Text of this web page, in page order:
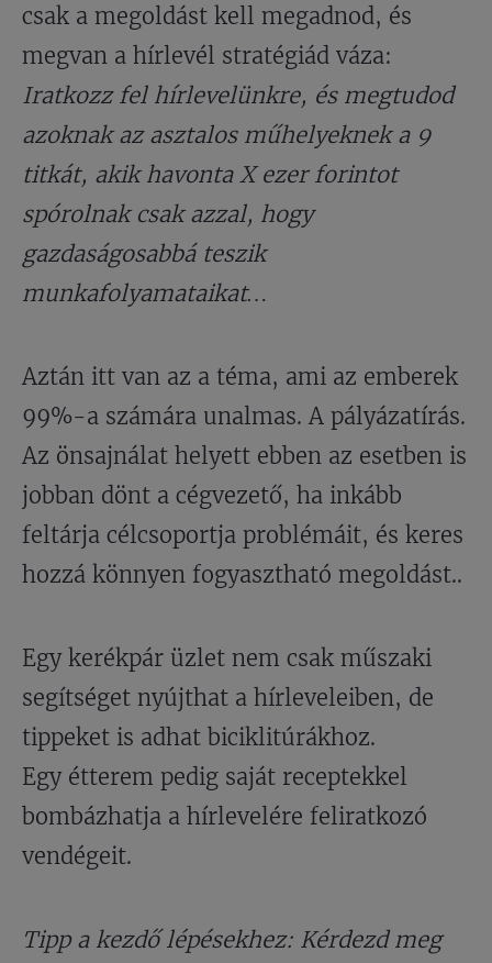
csak a megoldást kell megadnod, és
megvan a hírlevél stratégiád váza:
Iratkozz fel hírlevelünkre, és megtudod
azoknak az asztalos műhelyeknek a 9
titkát, akik havonta X ezer forintot
spórolnak csak azzal, hogy
gazdaságosabbá teszik
munkafolyamataikat…
Aztán itt van az a téma, ami az emberek
99%-a számára unalmas. A pályázatírás.
Az önsajnálat helyett ebben az esetben is
jobban dönt a cégvezető, ha inkább
feltárja célcsoportja problémáit, és keres
hozzá könnyen fogyasztható megoldást..
Egy kerékpár üzlet nem csak műszaki
segítséget nyújthat a hírleveleiben, de
tippeket is adhat biciklitúrákhoz.
Egy étterem pedig saját receptekkel
bombázhatja a hírlevelére feliratkozó
vendégeit.
Tipp a kezdő lépésekhez: Kérdezd meg